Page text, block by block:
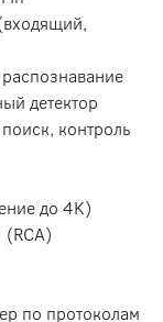
детектор
контроль
до 4K)
по протоколам